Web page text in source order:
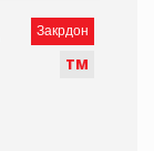
Закрдон
ТМ